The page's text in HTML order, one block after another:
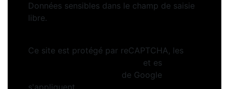
Données sensibles dans le champ de saisie
libre.
Ce site est protégé par reCAPTCHA, les
et es
de Google